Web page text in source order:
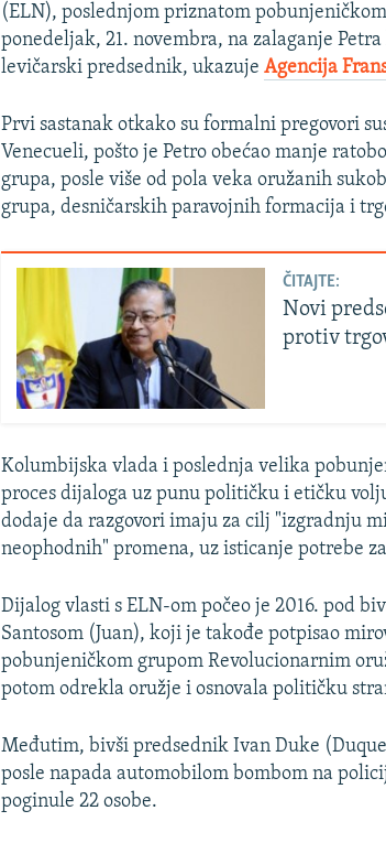
(ELN), poslednjom priznatom
ponedeljak, 21. novembra, na zalaganje
levičarski predsednik, ukazujeAgencija
Prvi sastanak otkako su formalni pregovori
Venecueli, pošto je Petro obećao manje
grupa, posle više od pola veka oružanih
grupa, desničarskih paravojnih formacija i
ČITAJTE:
Novi
protiv
Kolumbijska vlada i poslednja velika
proces dijaloga uz punu političku i etičku
dodaje da razgovori imaju za cilj "izgradnju
neophodnih" promena, uz isticanje potrebe
Dijalog vlasti s ELN-om počeo je 2016. pod
Santosom (Juan), koji je takođe potpisao
pobunjeničkom grupom Revolucionarnim
potom odrekla oružje i osnovala političku
Međutim, bivši predsednik Ivan Duke
posle napada automobilom bombom na
poginule 22 osobe.